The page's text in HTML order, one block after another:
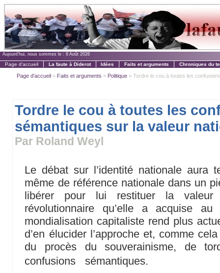
Aujourd'hui, nous sommes le : 8 Août 2026
Page d'accueil La faute à Diderot Idées Faits et arguments Chroniques du
Page d'accueil » Faits et arguments » Politique » Tordre le cou à toutes les
Tordre le cou à toutes les
sémantiques sur la valeur
Par Roland Weyl
Le débat sur l’identité nationale aura
même de référence nationale dans un
libérer pour lui restituer la valeur
révolutionnaire qu’elle a acquise
mondialisation capitaliste rend plus
d’en élucider l’approche et, comme
du procès du souverainisme, de
confusions sémantiques.